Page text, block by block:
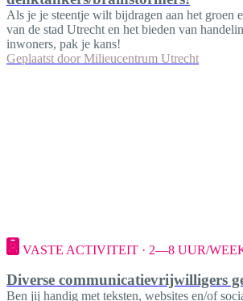
Als je je steentje wilt bijdragen aan het groen
van de stad Utrecht en het bieden van
inwoners, pak je kans!
Geplaatst door Milieucentrum Utrecht
VASTE ACTIVITEIT · 2—8 UUR/
Diverse communicatievrijwilligers
Ben jij handig met teksten, websites en/of